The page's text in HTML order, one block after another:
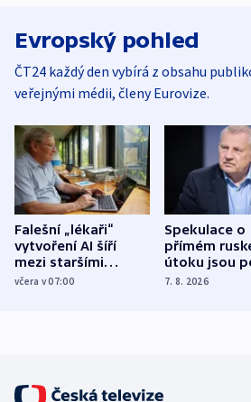
Evropský pohled
ČT24 každý den vybírá z obsahu
veřejnými médii, členy Eurovize.
Falešní „lékaři“
vytvoření AI šíří
mezi staršími
Poláky nebezpečné
včera v 07:00
Spekulace o
přímém
útoku jsou
míní estonský
7. 8. 2026